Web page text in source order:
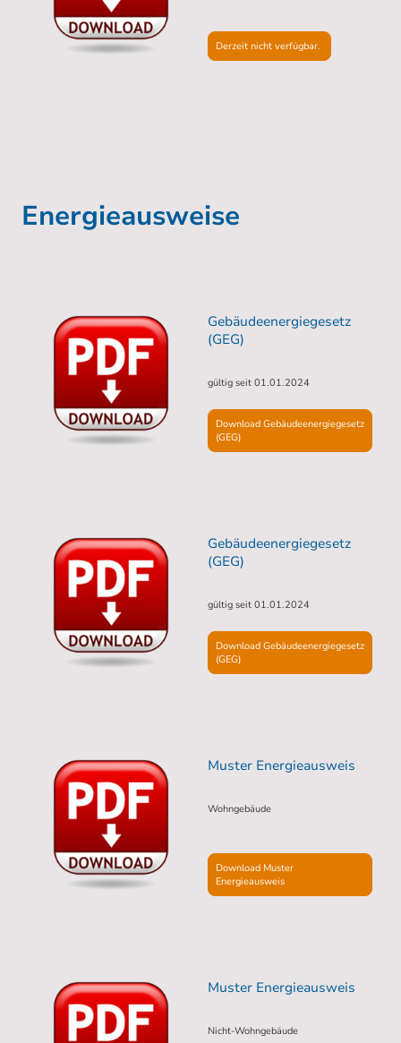
Derzeit nicht verfügbar.
Energieausweise
Gebäudeenergiegesetz
(GEG)
gültig seit 01.01.2024
Download Gebäudeenergiegesetz
(GEG)
Gebäudeenergiegesetz
(GEG)
gültig seit 01.01.2024
Download Gebäudeenergiegesetz
(GEG)
Muster Energieausweis
Wohngebäude
Download Muster
Energieausweis
Muster Energieausweis
Nicht-Wohngebäude